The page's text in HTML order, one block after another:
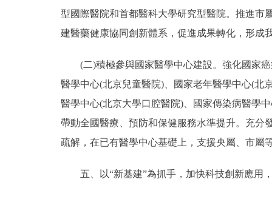
型國際醫院和首都醫科大學研究型醫院。推進市
建醫藥健康協同創新體系，促進成果轉化，形成
(二)積極參與國家醫學中心建設。強化國家癌
醫學中心(北京兒童醫院)、國家老年醫學中心(北
醫學中心(北京大學口腔醫院)、國家傳染病醫學
帶動全國醫療、預防和保健服務水準提升。充分
疏解，在已有醫學中心基礎上，支援央屬、市屬
五、以“新基建”為抓手，加快科技創新應用，